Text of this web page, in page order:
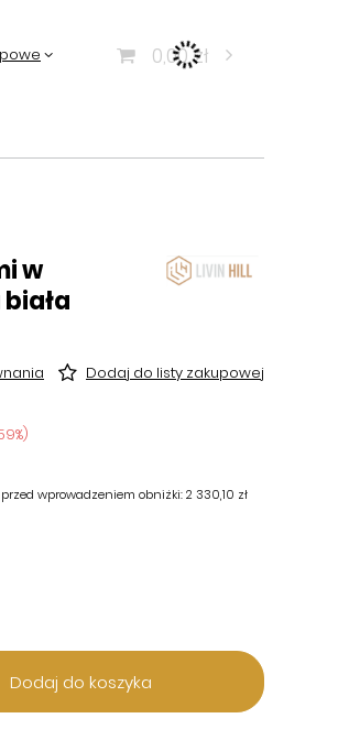
0,00 zł
w
Dodaj do listy zakupowej
%)
wprowadzeniem obniżki:2 330,10 zł
Dodaj do koszyka